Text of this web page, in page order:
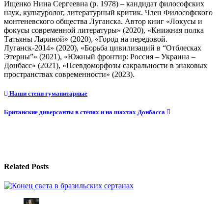
Ищенко Нина Сергеевна (р. 1978) – кандидат философских
наук, культуролог, литературный критик. Член Философского
монтеневского общества Луганска. Автор книг «Локусы и
фокусы современной литературы» (2020), «Книжная полка
Татьяны Лариной» (2020), «Город на передовой.
Луганск-2014» (2020), «Борьба цивилизаций в “Отблесках
Этерны”» (2021), «Южный фронтир: Россия – Украина –
Донбасс» (2021), «Псевдоморфозы сакральности в знаковых
пространствах современности» (2023).
Навигация
по
Наши степи гуманитарные
Британские диверсанты в степях и на шахтах Донбасса
Related Posts